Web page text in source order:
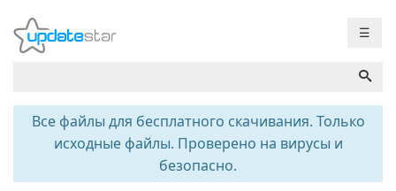
☰
Все файлы для бесплатного скачивания. Только
исходные файлы. Проверено на вирусы и
безопасно.